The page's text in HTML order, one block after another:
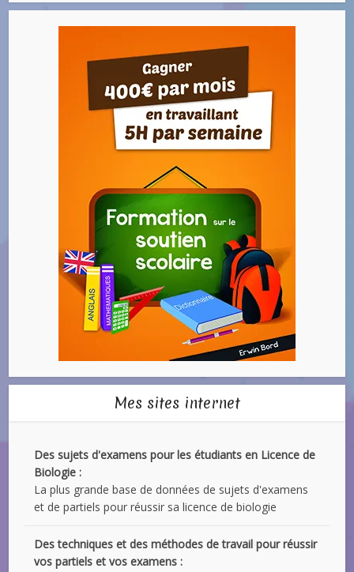
Mes sites internet
Des sujets d'examens pour les étudiants en Licence de
Biologie :
La plus grande base de données de sujets d'examens
et de partiels pour réussir sa licence de biologie
Des techniques et des méthodes de travail pour réussir
vos partiels et vos examens :